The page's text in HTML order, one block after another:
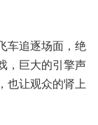
车追逐场面，绝
，巨大的引擎声
也让观众的肾上